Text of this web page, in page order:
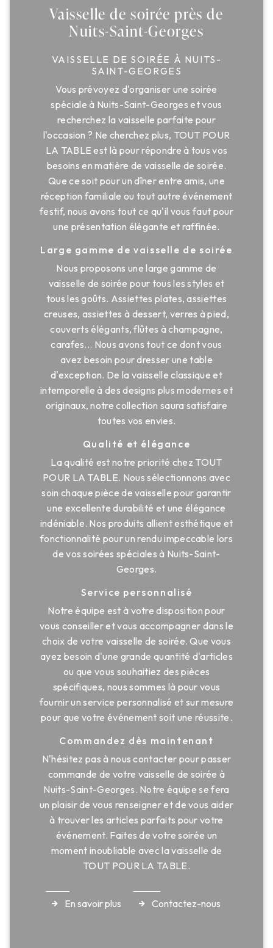
Vaisselle de soirée près de
Nuits-Saint-Georges
VAISSELLE DE SOIRÉE À NUITS-
SAINT-GEORGES
Vous prévoyez d'organiser une soirée
spéciale à Nuits-Saint-Georges et vous
recherchez la vaisselle parfaite pour
l'occasion ? Ne cherchez plus, TOUT POUR
LA TABLE est là pour répondre à tous vos
besoins en matière de vaisselle de soirée.
Que ce soit pour un dîner entre amis, une
réception familiale ou tout autre événement
festif, nous avons tout ce qu'il vous faut pour
une présentation élégante et raffinée.
Large gamme de vaisselle de soirée
Nous proposons une large gamme de
vaisselle de soirée pour tous les styles et
tous les goûts. Assiettes plates, assiettes
creuses, assiettes à dessert, verres à pied,
couverts élégants, flûtes à champagne,
carafes... Nous avons tout ce dont vous
avez besoin pour dresser une table
d'exception. De la vaisselle classique et
intemporelle à des designs plus modernes et
originaux, notre collection saura satisfaire
toutes vos envies.
Qualité et élégance
La qualité est notre priorité chez TOUT
POUR LA TABLE. Nous sélectionnons avec
soin chaque pièce de vaisselle pour garantir
une excellente durabilité et une élégance
indéniable. Nos produits allient esthétique et
fonctionnalité pour un rendu impeccable lors
de vos soirées spéciales à Nuits-Saint-
Georges.
Service personnalisé
Notre équipe est à votre disposition pour
vous conseiller et vous accompagner dans le
choix de votre vaisselle de soirée. Que vous
ayez besoin d'une grande quantité d'articles
ou que vous souhaitiez des pièces
spécifiques, nous sommes là pour vous
fournir un service personnalisé et sur mesure
pour que votre événement soit une réussite.
Commandez dès maintenant
N'hésitez pas à nous contacter pour passer
commande de votre vaisselle de soirée à
Nuits-Saint-Georges. Notre équipe se fera
un plaisir de vous renseigner et de vous aider
à trouver les articles parfaits pour votre
événement. Faites de votre soirée un
moment inoubliable avec la vaisselle de
TOUT POUR LA TABLE.
En savoir plus Contactez-nous